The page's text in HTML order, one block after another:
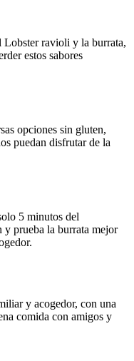
Lobster ravioli y la burrata,
estos sabores
opciones sin gluten,
puedan disfrutar de la
5 minutos del
prueba la burrata mejor
y acogedor, con una
comida con amigos y